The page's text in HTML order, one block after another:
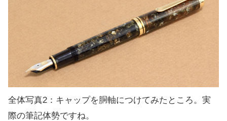
全体写真2：キャップを胴軸につけてみたところ。実
際の筆記体勢ですね。